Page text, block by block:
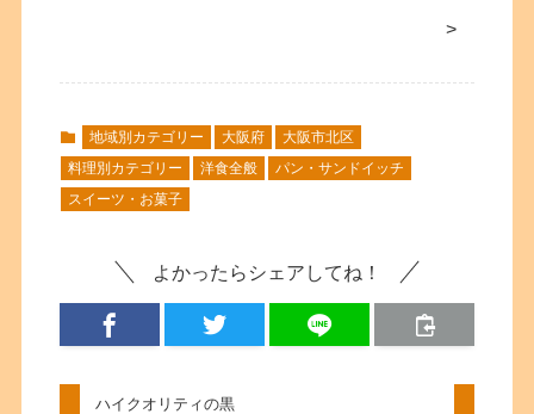
>
地域別カテゴリー 大阪府
大阪市北区
料理別カテゴリー
洋食全般
パン・サンドイッチ
スイーツ・お菓子
よかったらシェアしてね！
ハイクオリティの黒